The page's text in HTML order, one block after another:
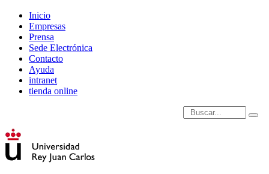
Inicio
Empresas
Prensa
Sede Electrónica
Contacto
Ayuda
intranet
tienda online
Introduce términos de